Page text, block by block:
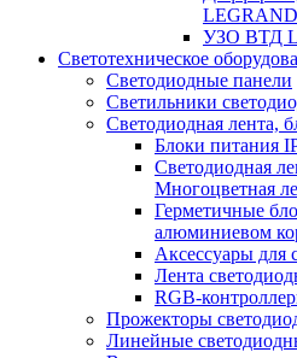
УЗО ВТД
Светотехническое
Светодиодные панели
Светильники
Светодиодная лента,
Блоки питания
Светодиодная
Многоцветная
Герметичные
алюминиевом
Аксессуары для
Лента
RGB-
Прожекторы
Линейные